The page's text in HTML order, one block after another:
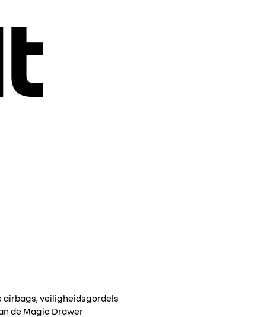
airbags, veiligheidsgordels
de Magic Drawer